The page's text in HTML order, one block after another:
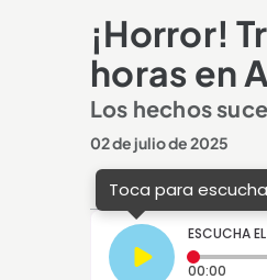
¡Horror!
horas en
Los hechos
02 de julio de 2025
Toca para
ESCUCHA
00:00